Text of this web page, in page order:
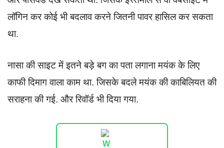
लॉगिन कर कोई भी बदलाव करने जितनी पावर हासिल कर सकता
था.
नासा की साइट में इतने बड़े बग का पता लगाना मयंक के लिए
काफी दिमाग वाला काम था. जिसके बदले मयंक की काबिलियत की
सराहना की गई. और रिवॉर्ड भी दिया गया.